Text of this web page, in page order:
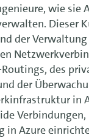
wie sie
Dieser
der
des
der
in
in Azure